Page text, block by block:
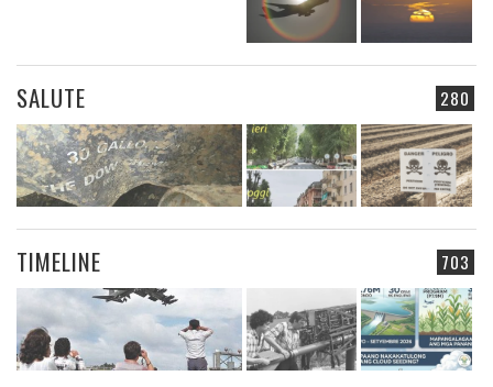
280
SALUTE
703
TIMELINE